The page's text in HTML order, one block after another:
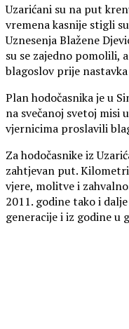
Uzarićani su na put
vremena kasnije stigli
Uznesenja Blažene
su se zajedno pomolili,
blagoslov prije
Plan hodočasnika je u
na svečanoj svetoj misi
vjernicima proslavili
Za hodočasnike iz
zahtjevan put.
vjere, molitve i
2011. godine tako i
generacije i iz godine u